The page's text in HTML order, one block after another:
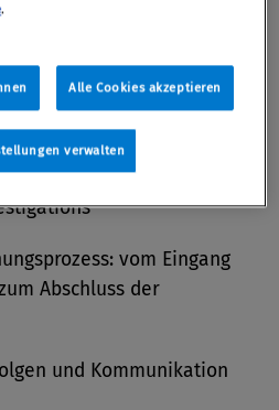
vom Eingang
Abschluss der
und Kommunikation
.
Alle Cookies akzeptieren
verwalten